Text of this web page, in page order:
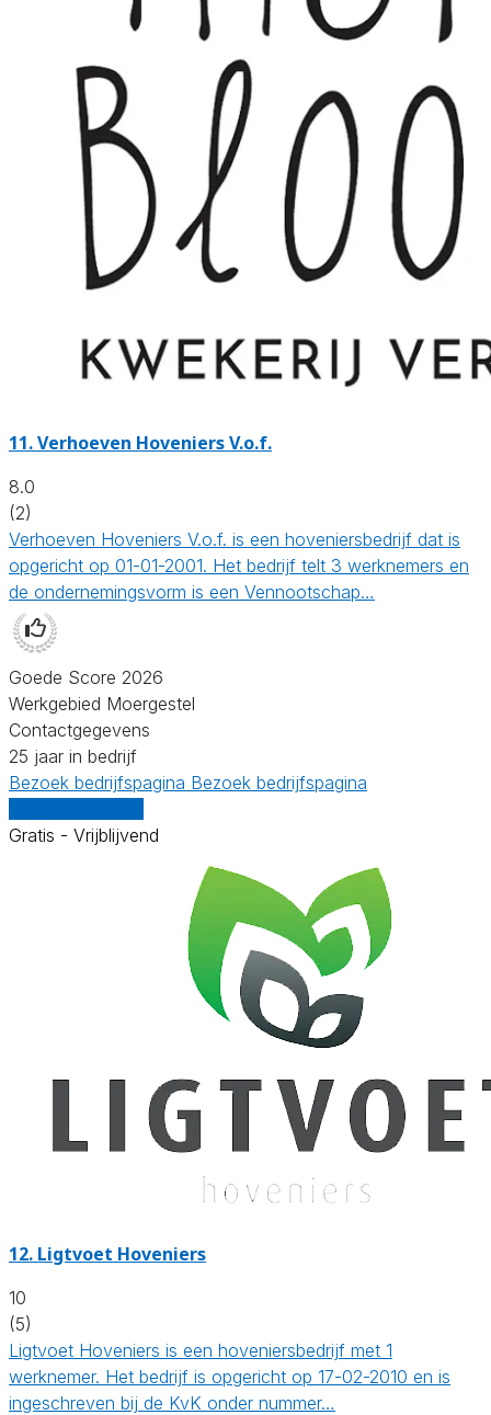
11.Verhoeven Hoveniers V.o.f.
8.0
(2)
Verhoeven Hoveniers V.o.f. is een hoveniersbedrijf dat is
opgericht op 01-01-2001. Het bedrijf telt 3 werknemers en
de ondernemingsvorm is een Vennootschap…
Goede Score 2026
Werkgebied Moergestel
Contactgegevens
25 jaar in bedrijf
Bezoek bedrijfspagina Bezoek bedrijfspagina
Gratis - Vrijblijvend
12. Ligtvoet Hoveniers
10
(5)
Ligtvoet Hoveniers is een hoveniersbedrijf met 1
werknemer. Het bedrijf is opgericht op 17-02-2010 en is
ingeschreven bij de KvK onder nummer…